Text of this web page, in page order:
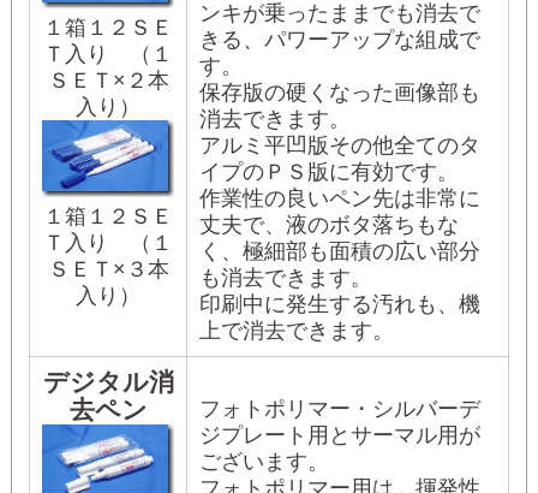
１箱１２ＳＥ
Ｔ入り （１
ＳＥＴ×２本
入り）
１箱１２ＳＥ
Ｔ入り （１
ＳＥＴ×３本
入り）
ンキが乗ったままでも消去で
きる、パワーアップな組成で
す。
保存版の硬くなった画像部も
消去できます。
アルミ平凹版その他全てのタ
イプのＰＳ版に有効です。
作業性の良いペン先は非常に
丈夫で、液のボタ落ちもな
く、極細部も面積の広い部分
も消去できます。
印刷中に発生する汚れも、機
上で消去できます。
デジタル消
去ペン
フォトポリマー・シルバーデ
ジプレート用とサーマル用が
ございます。
フォトポリマー用は、揮発性